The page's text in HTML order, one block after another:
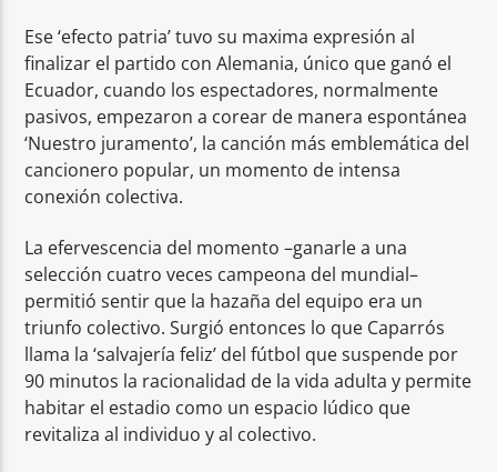
Ese ‘efecto patria’ tuvo su maxima expresión al
finalizar el partido con Alemania, único que ganó el
Ecuador, cuando los espectadores, normalmente
pasivos, empezaron a corear de manera espontánea
‘Nuestro juramento’, la canción más emblemática del
cancionero popular, un momento de intensa
conexión colectiva.
La efervescencia del momento –ganarle a una
selección cuatro veces campeona del mundial–
permitió sentir que la hazaña del equipo era un
triunfo colectivo. Surgió entonces lo que Caparrós
llama la ‘salvajería feliz’ del fútbol que suspende por
90 minutos la racionalidad de la vida adulta y permite
habitar el estadio como un espacio lúdico que
revitaliza al individuo y al colectivo.